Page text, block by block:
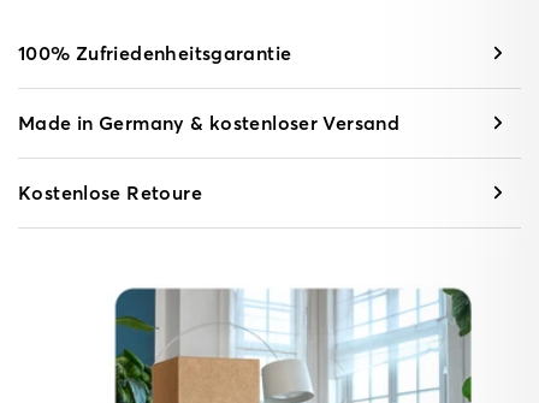
100% Zufriedenheitsgarantie
Made in Germany & kostenloser Versand
Kostenlose Retoure